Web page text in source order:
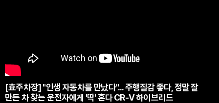
[효주차장] "인생 자동차를 만났다"... 주행질감 좋다, 정말 잘
만든 차 찾는 운전자에게 '딱' 혼다 CR-V 하이브리드